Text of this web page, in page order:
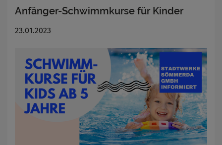
Anfänger-Schwimmkurse für Kinder
23.01.2023